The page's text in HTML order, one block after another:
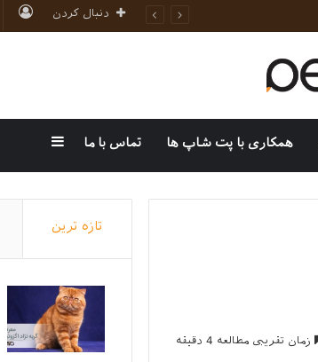
ورود دنبال کردن
همکاری با پت شاپ ها تماس با ما سایدبار
زمان تقریبی مطالعه 4 دقیقه
تازه ترین